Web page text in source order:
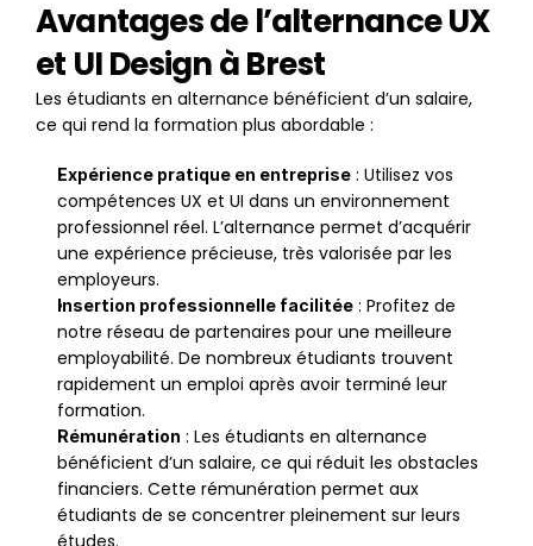
Avantages de l’alternance UX
et UI Design à Brest
Les étudiants en alternance bénéficient d’un salaire,
ce qui rend la formation plus abordable :
Expérience pratique en entreprise : Utilisez vos
compétences UX et UI dans un environnement
professionnel réel. L’alternance permet d’acquérir
une expérience précieuse, très valorisée par les
employeurs.
Insertion professionnelle facilitée : Profitez de
notre réseau de partenaires pour une meilleure
employabilité. De nombreux étudiants trouvent
rapidement un emploi après avoir terminé leur
formation.
Rémunération : Les étudiants en alternance
bénéficient d’un salaire, ce qui réduit les obstacles
financiers. Cette rémunération permet aux
étudiants de se concentrer pleinement sur leurs
études.